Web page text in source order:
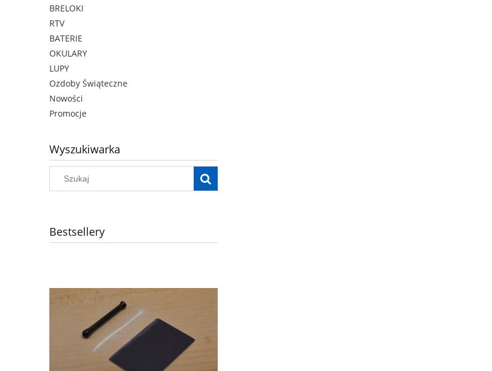
BRELOKI
RTV
BATERIE
OKULARY
LUPY
Ozdoby Świąteczne
Nowości
Promocje
Wyszukiwarka
Bestsellery